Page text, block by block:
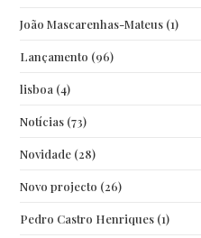
João Mascarenhas-Mateus (1)
Lançamento (96)
lisboa (4)
Notícias (73)
Novidade (28)
Novo projecto (26)
Pedro Castro Henriques (1)